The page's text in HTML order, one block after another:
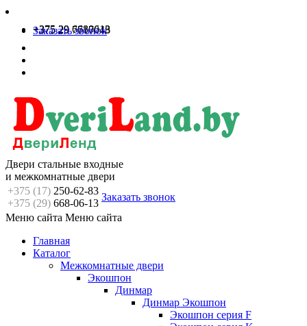
+375 29 6680613
+375 29 7717048
Заказать звонок
Двери стальные входные
и межкомнатные двери
+375 (17) 250-62-83
+375 (29) 668-06-13
Заказать звонок
Меню сайта Меню сайта
Главная
Каталог
Межкомнатные двери
Экошпон
Динмар
Динмар Экошпон
Экошпон серия F